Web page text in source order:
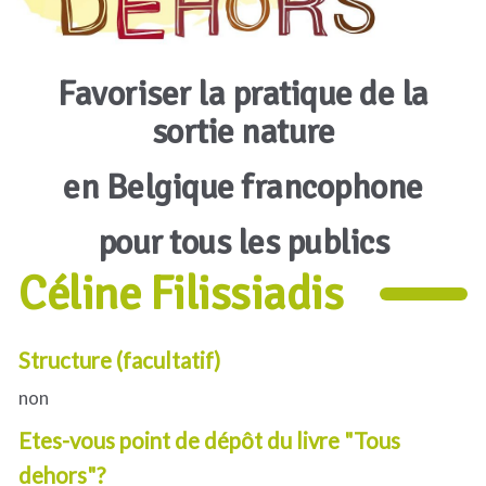
Favoriser la pratique de la
sortie nature
en Belgique francophone
pour tous les publics
Céline Filissiadis
Structure (facultatif)
non
Etes-vous point de dépôt du livre "Tous
dehors"?